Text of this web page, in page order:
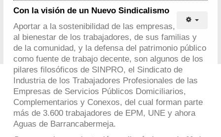
Con la visión de un Nuevo Sindicalismo
Aportar a la sostenibilidad de las empresas,
al bienestar de los trabajadores, de sus familias y
de la comunidad, y la defensa del patrimonio público
como fuente de trabajo decente, son algunos de los
pilares filosóficos de SINPRO, el Sindicato de
Industria de los Trabajadores Profesionales de las
Empresas de Servicios Públicos Domiciliarios,
Complementarios y Conexos, del cual forman parte
más de 3.600 trabajadores de EPM, UNE y ahora
Aguas de Barrancabermeja.